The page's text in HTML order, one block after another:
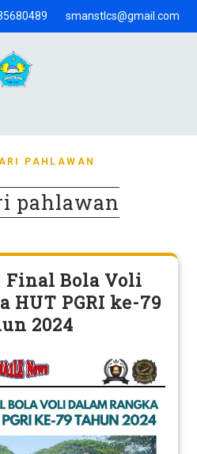
smanstlcs@gmail.com
PAHLAWAN
pahlawan
Final Bola Voli
HUT PGRI ke-79
2024